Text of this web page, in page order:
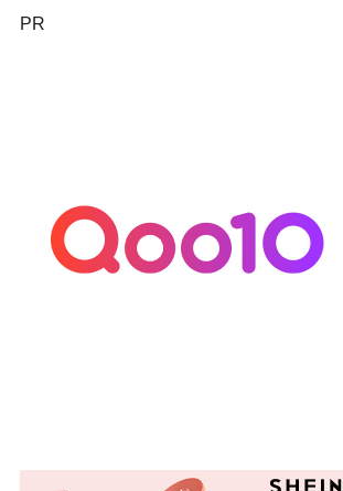
PR